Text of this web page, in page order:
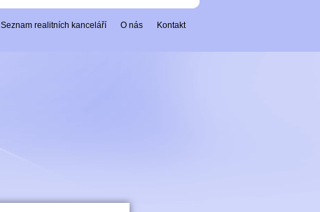
Kontakt
O nás
Seznam realitních kanceláří